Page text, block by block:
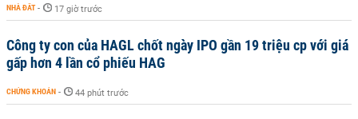
NHÀ ĐẤT - 17 giờ trước
Công ty con của HAGL chốt ngày IPO gần 19 triệu cp với giá
gấp hơn 4 lần cổ phiếu HAG
CHỨNG KHOÁN - 44 phút trước